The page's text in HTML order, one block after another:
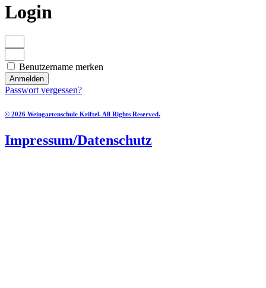
Login
Benutzername merken
Anmelden
Passwort vergessen?
© 2026 Weingartenschule Kriftel. All Rights Reserved.
Impressum/Datenschutz